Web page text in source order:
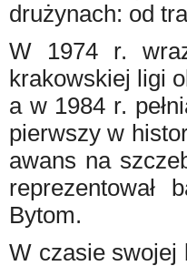
drużynach: od
W 1974 r.
krakowskiej ligi
a w 1984 r.
pierwszy w
awans na
Bytom.
W czasie swojej